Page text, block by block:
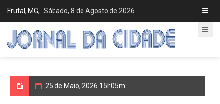
Frutal, MG, Sábado, 8 de Agosto de 2026
25 de Maio, 2026 15h05m